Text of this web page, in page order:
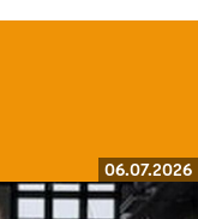
06.07.2026